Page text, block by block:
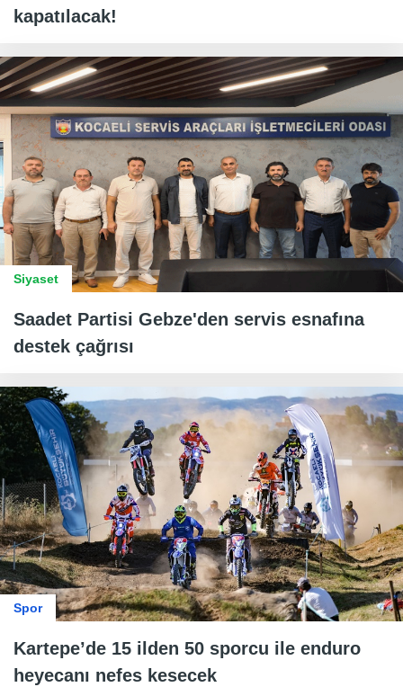
kapatılacak!
Siyaset
Saadet Partisi Gebze'den servis esnafına
destek çağrısı
Spor
Kartepe’de 15 ilden 50 sporcu ile enduro
heyecanı nefes kesecek